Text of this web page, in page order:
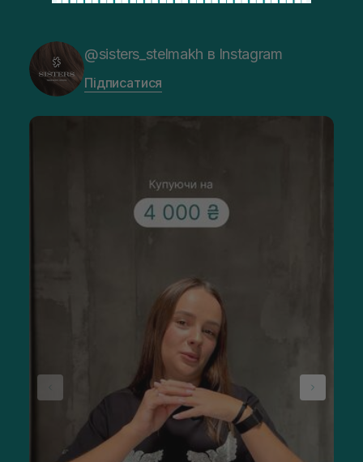
@sisters_stelmakh в Instagram
Підписатися